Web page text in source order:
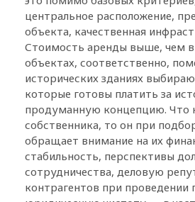
центральное расположение,
объекта, качественная
Стоимость аренды выше, чем
объектах, соответственно,
исторических зданиях
которые готовы платить за
продуманную концепцию. Что
собственника, то он при
обращает внимание на их
стабильность, перспективы
сотрудничества, деловую
контрагентов при проведении